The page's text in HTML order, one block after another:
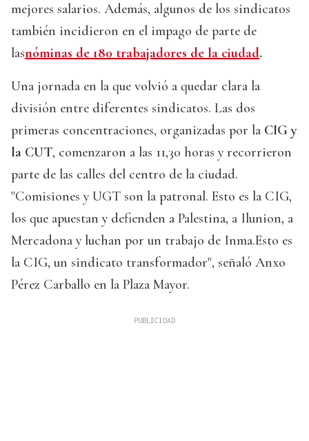
mejores salarios. Además, algunos de los sindicatos
también incidieron en el impago de parte de
lasnóminas de 180 trabajadores de la ciudad.
Una jornada en la que volvió a quedar clara la
división entre diferentes sindicatos. Las dos
primeras concentraciones, organizadas por la CIG y
la CUT, comenzaron a las 11,30 horas y recorrieron
parte de las calles del centro de la ciudad.
"Comisiones y UGT son la patronal. Esto es la CIG,
los que apuestan y defienden a Palestina, a Ilunion, a
Mercadona y luchan por un trabajo de Inma.Esto es
la CIG, un sindicato transformador", señaló Anxo
Pérez Carballo en la Plaza Mayor.